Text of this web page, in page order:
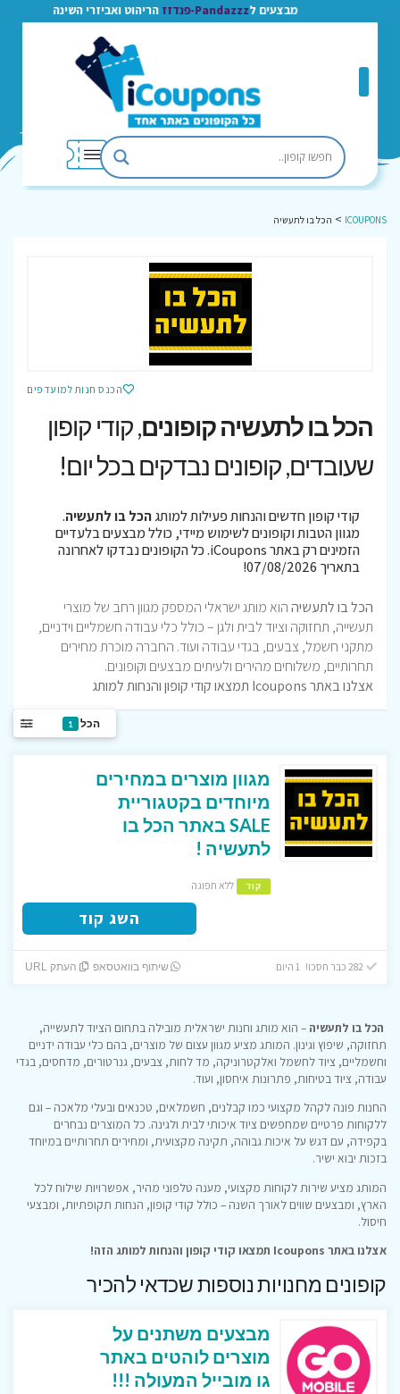
מבצעים ל Pandazzz-פנדזז הריהוט ואביזרי השינה
ICOUPONS
> הכל בו לתעשיה
הכנס חנות למועדפים
הכל בו לתעשיה קופונים, קודי קופון
שעובדים, קופונים נבדקים בכל יום!
קודי קופון חדשים והנחות פעילות למותגהכל בו לתעשיה.
מגוון הטבות וקופונים לשימוש מיידי, כולל מבצעים בלעדיים
הזמינים רק באתר iCoupons. כל הקופונים נבדקו לאחרונה
בתאריך 07/08/2026!
הכל בו לתעשיההוא מותג ישראלי המספק מגוון רחב של מוצרי
תעשייה, תחזוקה וציוד לבית ולגן – כולל כלי עבודה חשמליים וידניים,
מתקני חשמל, צבעים, בגדי עבודה ועוד. החברה מוכרת מחירים
תחרותיים, משלוחים מהירים ולעיתים מבצעים וקופונים.
אצלנו באתר Icoupons תמצאו קודי קופון והנחות למותג
הכל 1
מגוון מוצרים במחירים
מיוחדים בקטגוריית
SALE באתר הכל בו
לתעשיה !
קוד ללא תפוגה
השג קוד
שיתוף בוואטסאפ העתק URL
הכל בו לתעשיה – הוא מותג וחנות ישראלית מובילה בתחום הציוד לתעשייה,
תחזוקה, שיפוץ וגינון. המותג מציע מגוון עצום של מוצרים, בהם כלי עבודה ידניים
וחשמליים, ציוד לחשמל ואלקטרוניקה, מד לחות, צבעים, גנרטורים, מדחסים, בגדי
עבודה, ציוד בטיחות, פתרונות איחסון, ועוד.
החנות פונה לקהל מקצועי כמו קבלנים, חשמלאים, טכנאים ובעלי מלאכה – וגם
ללקוחות פרטיים שמחפשים ציוד איכותי לבית ולגינה. כל המוצרים נבחרים
בקפידה, עם דגש על איכות גבוהה, תקינה מקצועית, ומחירים תחרותיים במיוחד
בזכות יבוא ישיר.
המותג מציע שירות לקוחות מקצועי, מענה טלפוני מהיר, אפשרויות שילוח לכל
הארץ, ומבצעים שווים לאורך השנה – כולל קודי קופון, הנחות תקופתיות, ומבצעי
חיסול.
אצלנו באתר Icoupons תמצאו קודי קופון והנחות למותג הזה!
קופונים מחנויות נוספות שכדאי להכיר
מבצעים משתנים על
מוצרים לוהטים באתר
גו מובייל המעולה !!!